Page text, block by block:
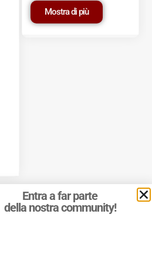
Mostra di più
Entra a far parte
della nostra community!